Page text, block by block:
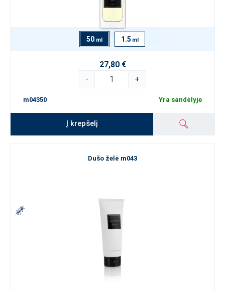
50 ml 1.5 ml
27,80 €
-
+
m04350 Yra sandėlyje
Į krepšelį
Dušo želė m043